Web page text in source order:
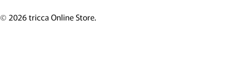
© 2026tricca Online Store.